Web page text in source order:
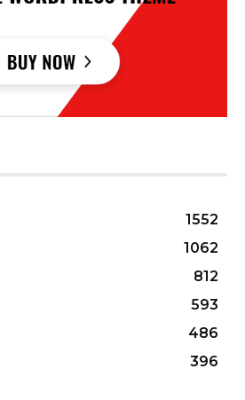
1552
1062
812
593
486
396